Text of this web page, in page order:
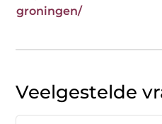
groningen/
Veelgestelde